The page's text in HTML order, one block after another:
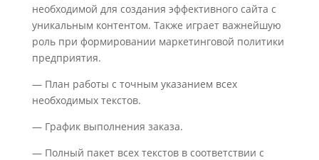
необходимой для создания эффективного сайта с
уникальным контентом. Также играет важнейшую
роль при формировании маркетинговой политики
предприятия.
— План работы с точным указанием всех
необходимых текстов.
— График выполнения заказа.
— Полный пакет всех текстов в соответствии с